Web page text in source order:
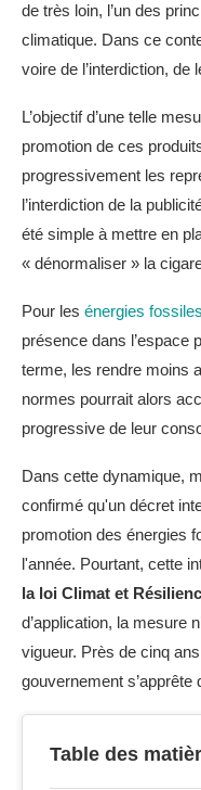
de très loin, l’un des
climatique. Dans ce
voire de l’interdiction, de
L’objectif d’une telle
promotion de ces
progressivement les
l’interdiction de la
été simple à mettre en
« dénormaliser » la
Pour les énergies fossiles
présence dans l’espace
terme, les rendre moins
normes pourrait alors
progressive de leur
Dans cette dynamique,
confirmé qu'un décret
promotion des énergies
l'année. Pourtant, cette
la loi Climat et
d’application, la mesure
vigueur. Près de cinq
gouvernement
Table des